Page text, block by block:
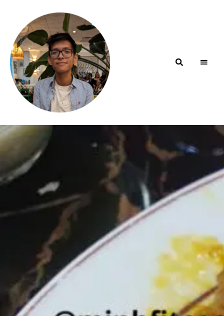
Blog de
minhfitcook